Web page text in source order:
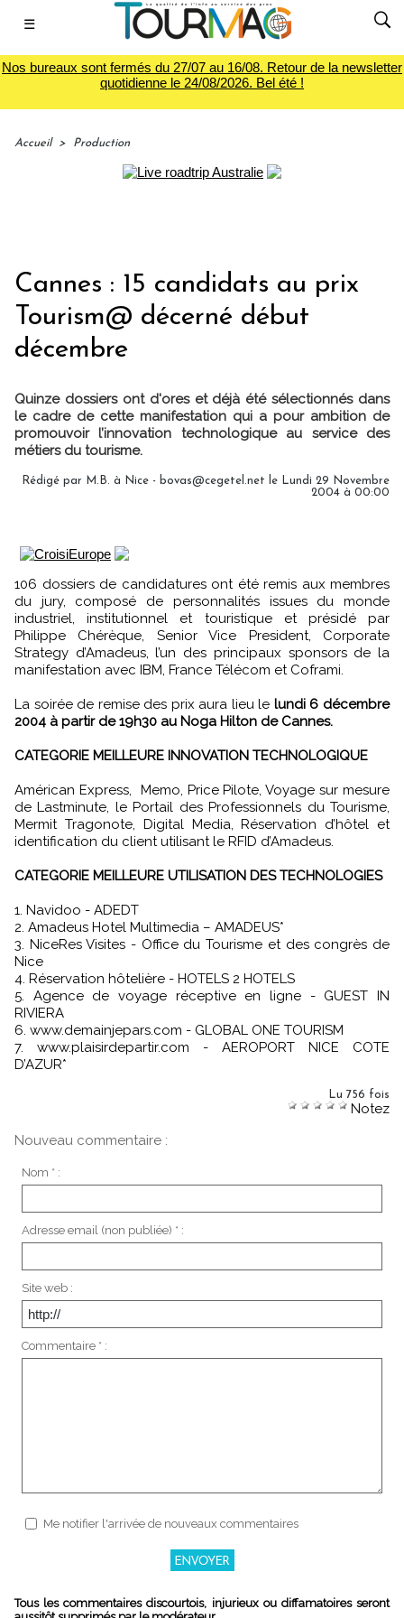
☰
Nos bureaux sont fermés du 27/07 au 16/08. Retour de la newsletter
quotidienne le 24/08/2026. Bel été !
Accueil > Production
Cannes : 15 candidats au prix
Tourism@ décerné début
décembre
Quinze dossiers ont d'ores et déjà été sélectionnés dans
le cadre de cette manifestation qui a pour ambition de
promouvoir l’innovation technologique au service des
métiers du tourisme.
Rédigé par M.B. à Nice - bovas@cegetel.net le Lundi 29 Novembre
2004 à 00:00
106 dossiers de candidatures ont été remis aux membres
du jury, composé de personnalités issues du monde
industriel, institutionnel et touristique et présidé par
Philippe Chérèque, Senior Vice President, Corporate
Strategy d’Amadeus, l’un des principaux sponsors de la
manifestation avec IBM, France Télécom et Coframi.
La soirée de remise des prix aura lieu le lundi 6 décembre
2004 à partir de 19h30 au Noga Hilton de Cannes.
CATEGORIE MEILLEURE INNOVATION TECHNOLOGIQUE
Américan Express, Memo, Price Pilote, Voyage sur mesure
de Lastminute, le Portail des Professionnels du Tourisme,
Mermit Tragonote, Digital Media, Réservation d’hôtel et
identification du client utilisant le RFID d’Amadeus.
CATEGORIE MEILLEURE UTILISATION DES TECHNOLOGIES
1. Navidoo - ADEDT
2. Amadeus Hotel Multimedia – AMADEUS*
3. NiceRes Visites - Office du Tourisme et des congrès de
Nice
4. Réservation hôtelière - HOTELS 2 HOTELS
5. Agence de voyage réceptive en ligne - GUEST IN
RIVIERA
6. www.demainjepars.com - GLOBAL ONE TOURISM
7. www.plaisirdepartir.com - AEROPORT NICE COTE
D’AZUR*
Lu 756 fois
Notez
Nouveau commentaire :
Nom * :
Adresse email (non publiée) * :
Site web :
Commentaire * :
Me notifier l'arrivée de nouveaux commentaires
Tous les commentaires discourtois, injurieux ou diffamatoires seront